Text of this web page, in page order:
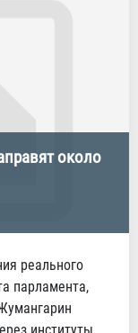
около
реального
парламента,